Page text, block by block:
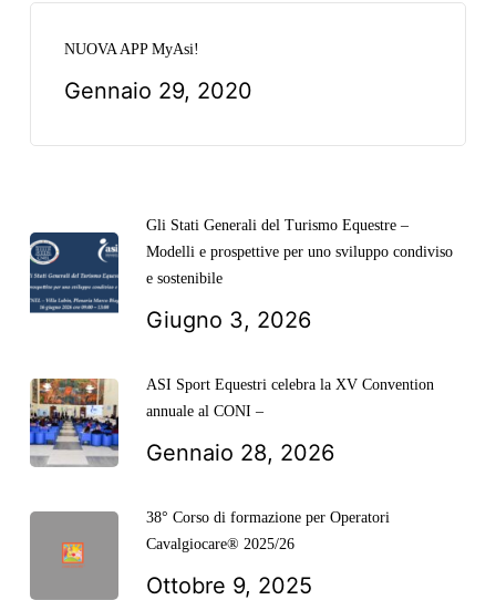
NUOVA APP MyAsi!
Gennaio 29, 2020
Gli Stati Generali del Turismo Equestre –
Modelli e prospettive per uno sviluppo condiviso
e sostenibile
Giugno 3, 2026
ASI Sport Equestri celebra la XV Convention
annuale al CONI –
Gennaio 28, 2026
38° Corso di formazione per Operatori
Cavalgiocare® 2025/26
Ottobre 9, 2025